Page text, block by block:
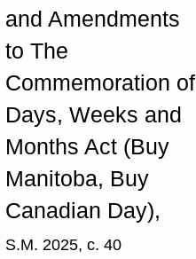
and Amendments
to The
Commemoration of
Days, Weeks and
Months Act (Buy
Manitoba, Buy
Canadian Day),
S.M. 2025, c. 40